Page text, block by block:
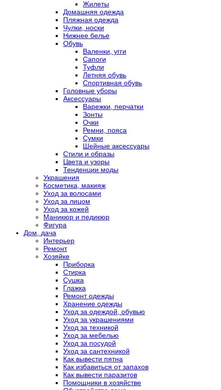
Жилеты
Домашняя одежда
Пляжная одежда
Чулки, носки
Нижнее белье
Обувь
Валенки, угги
Сапоги
Туфли
Летняя обувь
Спортивная обувь
Головные уборы
Аксессуары
Варежки, перчатки
Зонты
Очки
Ремни, пояса
Сумки
Шейные аксессуары
Стили и образы
Цвета и узоры
Тенденции моды
Украшения
Косметика, макияж
Уход за волосами
Уход за лицом
Уход за кожей
Маникюр и педикюр
Фигура
Дом, дача
Интерьер
Ремонт
Хозяйке
Приборка
Стирка
Сушка
Глажка
Ремонт одежды
Хранение одежды
Уход за одеждой, обувью
Уход за украшениями
Уход за техникой
Уход за мебелью
Уход за посудой
Уход за сантехникой
Как вывести пятна
Как избавиться от запахов
Как вывести паразитов
Помощники в хозяйстве